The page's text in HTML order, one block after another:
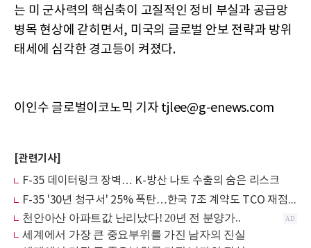
는 미 군사력의 핵심축이 고질적인 정비 부실과 공급망
병목 현상에 갇히면서, 미국의 글로벌 안보 전략과 방위
태세에 심각한 경고등이 켜졌다.
이인수 글로벌이코노믹 기자 tjlee@g-enews.com
[관련기사]
F-35 데이터링크 장벽… K-방산 나토 수출의 숨은 리스크
F-35 '30년 청구서' 25% 폭탄…한국 7조 계약도 TCO 재점검 불가피